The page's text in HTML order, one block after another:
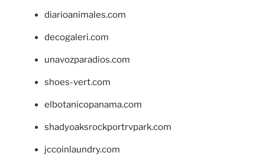
diarioanimales.com
decogaleri.com
unavozparadios.com
shoes-vert.com
elbotanicopanama.com
shadyoaksrockportrvpark.com
jccoinlaundry.com